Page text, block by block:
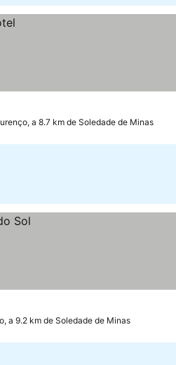
a 8.7 km de Soledade de Minas
a 9.2 km de Soledade de Minas